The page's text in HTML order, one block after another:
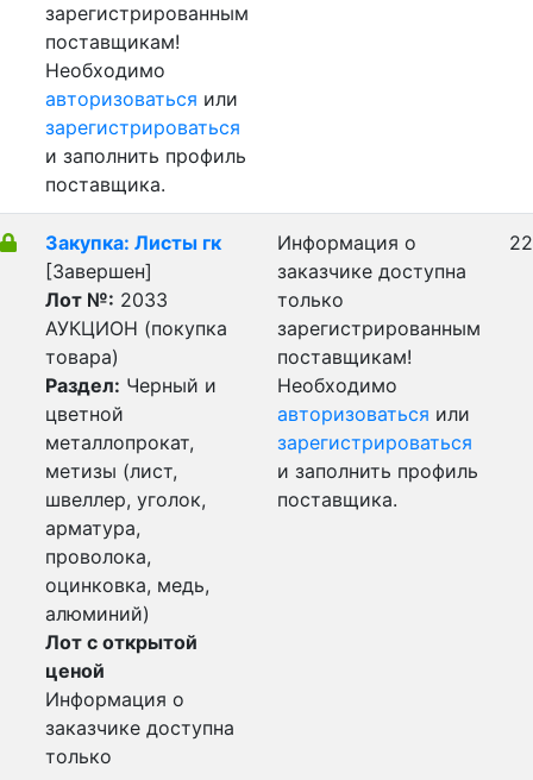
зарегистрированным
поставщикам!
Необходимо
авторизоваться или
зарегистрироваться
и заполнить профиль
поставщика.
Закупка: Листы гк
[Завершен]
Лот №: 2033
АУКЦИОН (покупка
товара)
Раздел: Черный и
цветной
металлопрокат,
метизы (лист,
швеллер, уголок,
арматура,
проволока,
оцинковка, медь,
алюминий)
Лот с открытой
ценой
Информация о
заказчике доступна
только
Информация о
заказчике доступна
только
зарегистрированным
поставщикам!
Необходимо
авторизоваться или
зарегистрироваться
и заполнить профиль
поставщика.